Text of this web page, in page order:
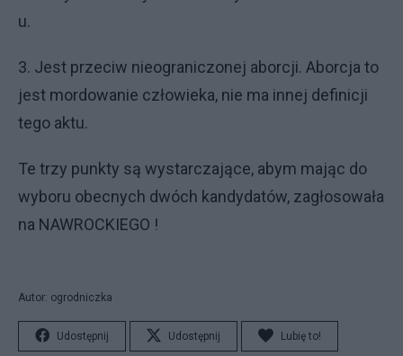
u.
3. Jest przeciw nieograniczonej aborcji. Aborcja to
jest mordowanie człowieka, nie ma innej definicji
tego aktu.
Te trzy punkty są wystarczające, abym mając do
wyboru obecnych dwóch kandydatów, zagłosowała
na NAWROCKIEGO !
Autor: ogrodniczka
Udostępnij Udostępnij Lubię to!